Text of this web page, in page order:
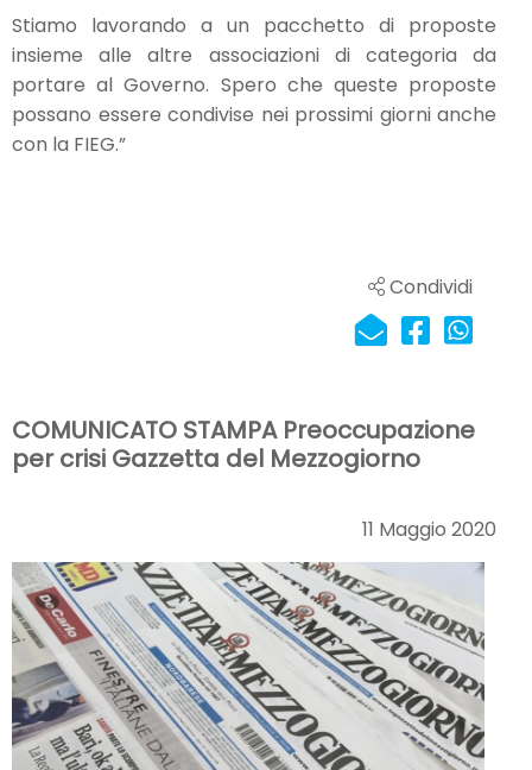
Stiamo lavorando a un pacchetto di proposte
insieme alle altre associazioni di categoria da
portare al Governo. Spero che queste proposte
possano essere condivise nei prossimi giorni anche
con la FIEG.”
Condividi
COMUNICATO STAMPA Preoccupazione
per crisi Gazzetta del Mezzogiorno
11 Maggio 2020